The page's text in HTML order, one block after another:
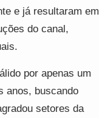
e já resultaram em
do canal,
por apenas um
anos, buscando
setores da